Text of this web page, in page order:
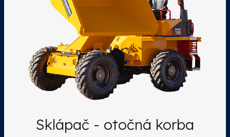
Sklápač - otočná korba